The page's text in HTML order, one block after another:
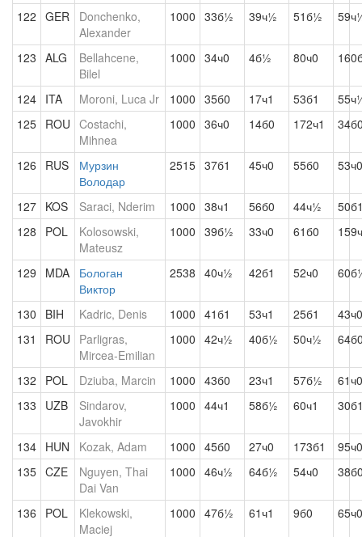
122 GER
Donchenko,
Alexander
1000 33б½ 39ч½ 51б½
123 ALG
Bellahcene,
Bilel
1000 34ч0 4б½ 80ч0
124 ITA Moroni, Luca Jr 1000 35б0 17ч1 53б1
125 ROU Costachi,
Mihnea
1000 36ч0 14б0 172ч1
126 RUS
Мурзин
Володар
2515 37б1 45ч0 55б0 53ч0
127 KOS Saraci, Nderim 1000 38ч1 56б0 44ч½
128
POL
Kolosowski,
Mateusz
1000 39б½ 33ч0 61б0
129 MDA
Бологан
Виктор
2538 40ч½ 42б1 52ч0
130 BIH Kadric, Denis 1000 41б1 53ч1 25б1
43ч0
131
ROU
Parligras,
Mircea-Emilian
1000 42ч½ 40б½ 50ч½
132 POL Dziuba, Marcin 1000 43б0 23ч1 57б½
61ч0
133
UZB
Sindarov,
Javokhir
1000 44ч1 58б½ 60ч1
134 HUN Kozak, Adam 1000 45б0 27ч0 173б1
95ч0
135 CZE
Nguyen, Thai
Dai Van
1000 46ч½ 64б½ 54ч0
136 POL
Klekowski,
Maciej
1000 47б½ 61ч1 9б0 65ч0